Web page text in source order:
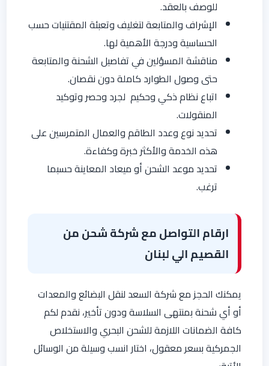
للوصف بالعقد.
الإشراف والمتابعة لتغليف وتعبئة المقتنيات حسب
الحساسية ودرجة الأهمية لها.
مناقشة المسؤلين في تفاصيل الشحنة والمتابعة
حتى وصول الطوارد كاملة دون نقصان.
اتباع نظام ذكي وحكيم لجرد وحصر وتوكيد
المنقولات.
تحديد نوع وعدد الطاقم والعمال المتمرسين على
هذه الخدمة والأكثر خبرة وكفاءة.
تحديد موعد الشحن أو ميعاد المعاينة حسبما
ترغب.
ارقام التواصل مع شركة شحن من
القصيم الي لبنان
يمكنك الحجز مع شركة السعد لنقل البضائع والمعدات
أو أي شحنة بمنتهى السلاسة ودون تأخير، نقدم لكم
كافة الضمانات اللازمة للشحن البحري والاستخلاص
الجمركية بسعر معقول، اختار انسب وسيلة من الوسائل